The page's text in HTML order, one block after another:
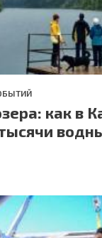
как в